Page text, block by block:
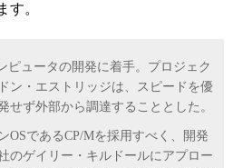
す。
ピュータの開発に着手。プロジェク
ン・エストリッジは、スピードを優
せず外部から調達することとした。
OSであるCP/Mを採用すべく、開発
のゲイリー・キルドールにアプロー